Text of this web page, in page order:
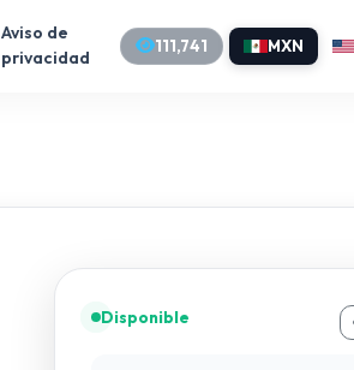
Aviso de
privacidad
111,741 MXN
Disponible